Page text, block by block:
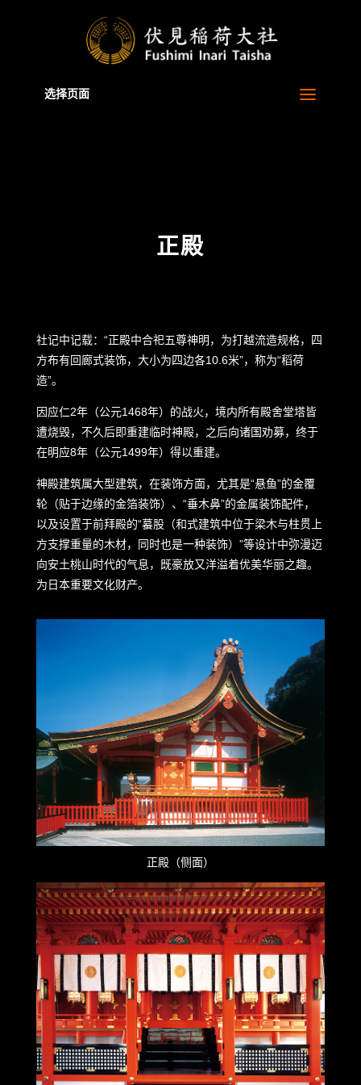
: A non-numeric value encountered in
/home/xb829880/inari.jp/public_html/zh-cn/wp-
选择页面
正殿
社记中记载：“正殿中合祀五尊神明，为打越流造规格，四
方布有回廊式装饰，大小为四边各10.6米”，称为“稻荷
造”。
因应仁2年（公元1468年）的战火，境内所有殿舍堂塔皆
遭烧毁，不久后即重建临时神殿，之后向诸国劝募，终于
在明应8年（公元1499年）得以重建。
神殿建筑属大型建筑，在装饰方面，尤其是“悬鱼”的金覆
轮（贴于边缘的金箔装饰）、“垂木鼻”的金属装饰配件，
以及设置于前拜殿的“蟇股（和式建筑中位于梁木与柱贯上
方支撑重量的木材，同时也是一种装饰）”等设计中弥漫迈
向安土桃山时代的气息，既豪放又洋溢着优美华丽之趣。
为日本重要文化财产。
正殿（侧面）